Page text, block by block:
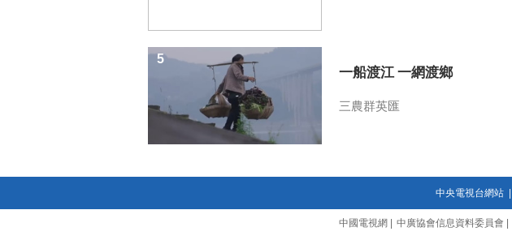
一船渡江 一網渡鄉
三農群英匯
5
中央電視台網站|
中國電視網 中廣協會信息資料委員會